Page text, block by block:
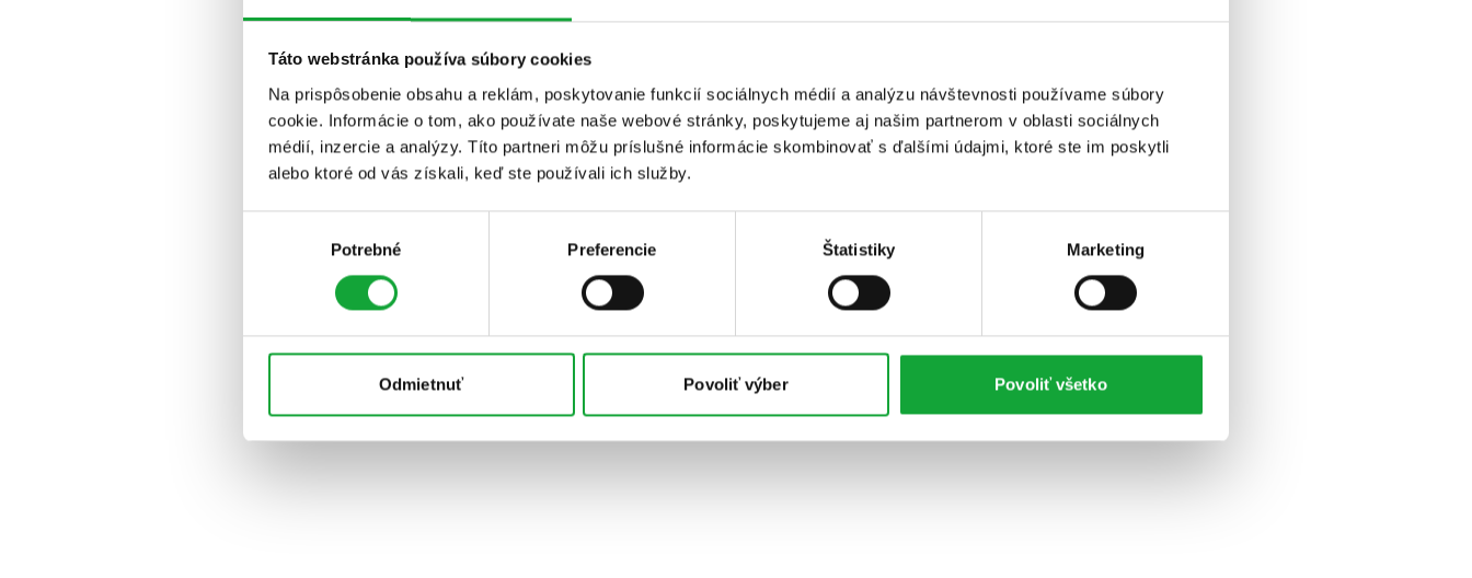
Táto webstránka používa súbory cookies
Na prispôsobenie obsahu a reklám, poskytovanie funkcií sociálnych médií a analýzu návštevnosti používame súbory
cookie. Informácie o tom, ako používate naše webové stránky, poskytujeme aj našim partnerom v oblasti sociálnych
médií, inzercie a analýzy. Títo partneri môžu príslušné informácie skombinovať s ďalšími údajmi, ktoré ste im poskytli
alebo ktoré od vás získali, keď ste používali ich služby.
Potrebné Preferencie Štatistiky Marketing
Odmietnuť Povoliť výber Povoliť všetko